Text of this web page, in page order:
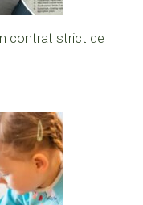
contrat strict de